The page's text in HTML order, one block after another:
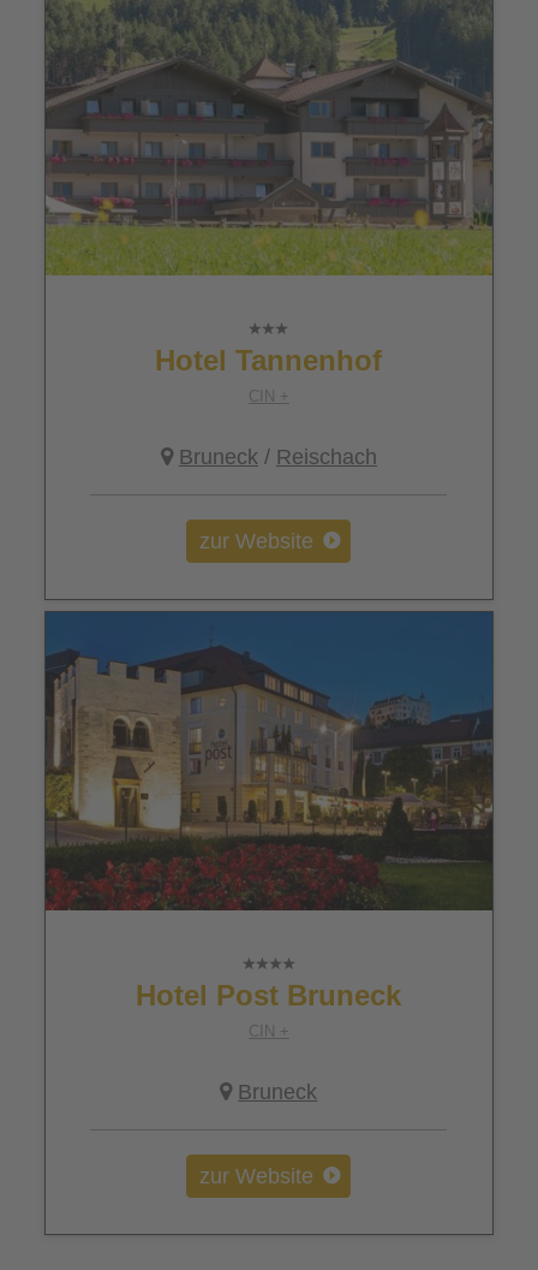
Hotel Tannenhof
CIN +
Bruneck/ Reischach
zur Website
Hotel Post Bruneck
CIN +
Bruneck
zur Website